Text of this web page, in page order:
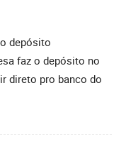
depósito
faz o depósito no
direto pro banco do